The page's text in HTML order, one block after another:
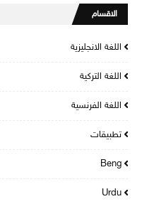
الاقسام
اللغة الانجليزية
اللغة التركية
اللغة الفرنسية
تطبيقات
Beng
Urdu